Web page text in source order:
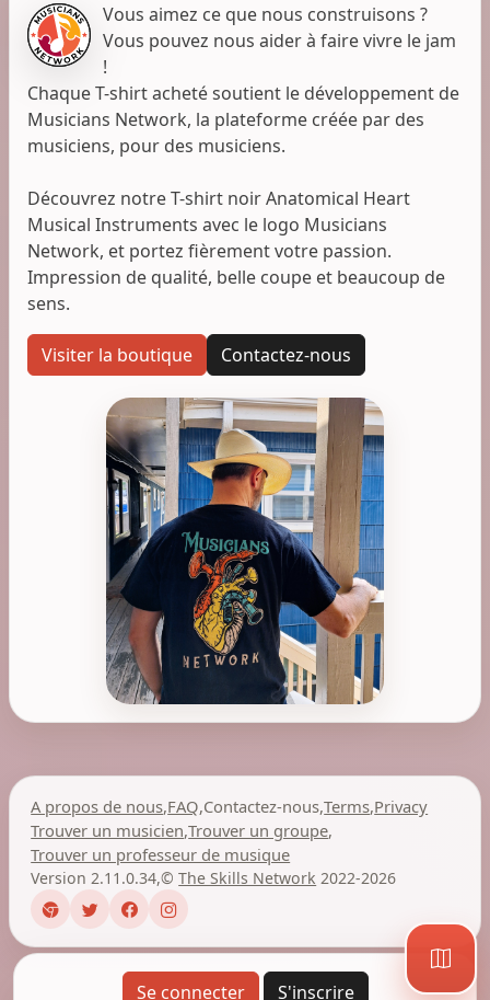
Vous aimez ce que nous construisons ?
Vous pouvez nous aider à faire vivre le jam
!
Chaque T-shirt acheté soutient le développement de
Musicians Network, la plateforme créée par des
musiciens, pour des musiciens.
Découvrez notre T-shirt noir Anatomical Heart
Musical Instruments avec le logo Musicians
Network, et portez fièrement votre passion.
Impression de qualité, belle coupe et beaucoup de
sens.
Visiter la boutique Contactez-nous
A propos de nous,FAQ,Contactez-nous,Terms,Privacy
Trouver un musicien,Trouver un groupe,
Trouver un professeur de musique
Version 2.11.0.34,©The Skills Network 2022-2026
Se connecter S'inscrire